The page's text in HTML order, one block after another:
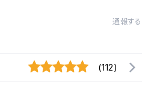
通報する
(112)